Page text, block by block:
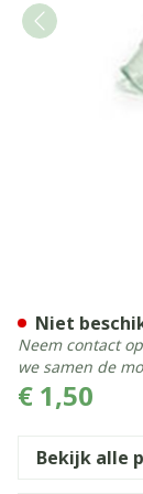
€ 1,50
Niet
Neem contact
we samen de
Bekijk alle